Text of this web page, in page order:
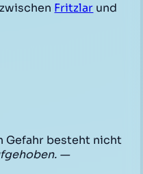
zwischen Fritzlar und
Gefahr besteht nicht
—